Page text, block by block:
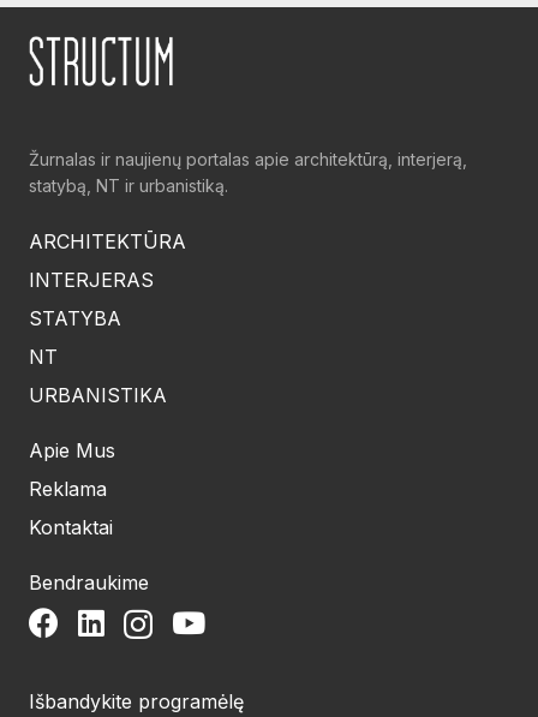
Žurnalas ir naujienų portalas apie architektūrą, interjerą,
statybą, NT ir urbanistiką.
ARCHITEKTŪRA
INTERJERAS
STATYBA
NT
URBANISTIKA
Apie Mus
Reklama
Kontaktai
Bendraukime
Išbandykite programėlę